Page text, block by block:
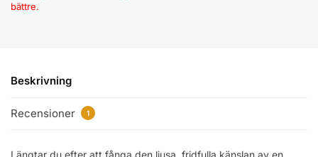
bättre.
Beskrivning
Recensioner 1
Längtar du efter att fånga den ljusa, fridfulla känslan av en